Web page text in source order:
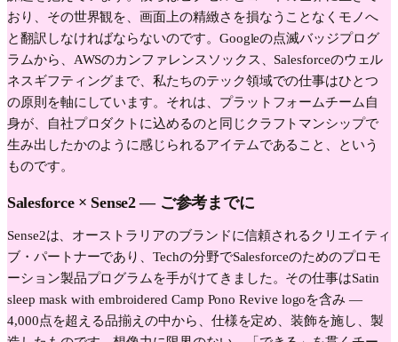
おり、その世界観を、画面上の精緻さを損なうことなくモノへ
と翻訳しなければならないのです。Googleの点滅バッジプログ
ラムから、AWSのカンファレンスソックス、Salesforceのウェル
ネスギフティングまで、私たちのテック領域での仕事はひとつ
の原則を軸にしています。それは、プラットフォームチーム自
身が、自社プロダクトに込めるのと同じクラフトマンシップで
生み出したかのように感じられるアイテムであること、という
ものです。
Salesforce× Sense2 — ご参考までに
Sense2は、オーストラリアのブランドに信頼されるクリエイティ
ブ・パートナーであり、Techの分野でSalesforceのためのプロモ
ーション製品プログラムを手がけてきました。その仕事はSatin
sleep mask with embroidered Camp Pono Revive logoを含み —
4,000点を超える品揃えの中から、仕様を定め、装飾を施し、製